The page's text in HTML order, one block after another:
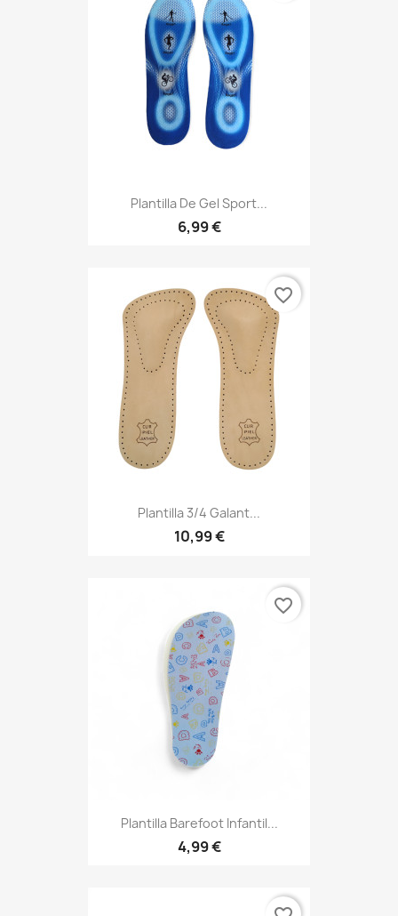
Plantilla De Gel Sport...
6,99 €
Plantilla 3/4 Galant...
10,99 €
favorite_border
Plantilla Barefoot Infantil...
4,99 €
favorite_border